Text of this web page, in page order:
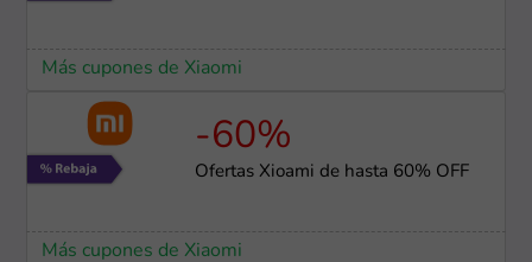
Más cupones de Xiaomi
-60%
Ofertas Xioami de hasta 60% OFF
Más cupones de Xiaomi